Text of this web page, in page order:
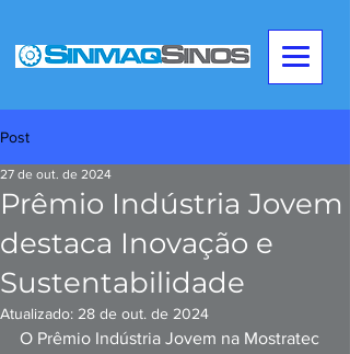
Post
Prêmio Indústria Jovem
destaca Inovação e
Sustentabilidade
27 de out. de 2024
Atualizado: 28 de out. de 2024
O Prêmio Indústria Jovem na Mostratec